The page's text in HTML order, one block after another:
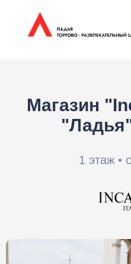
Магазин
1 этаж •